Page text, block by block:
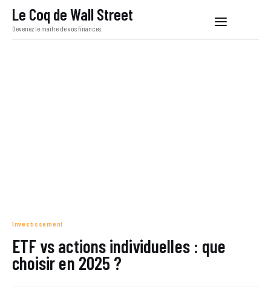
Le Coq de Wall Street
Devenez le maître de vos finances.
Le Coq de Wall Street
Investissement
ETF vs actions individuelles : que
choisir en 2025 ?